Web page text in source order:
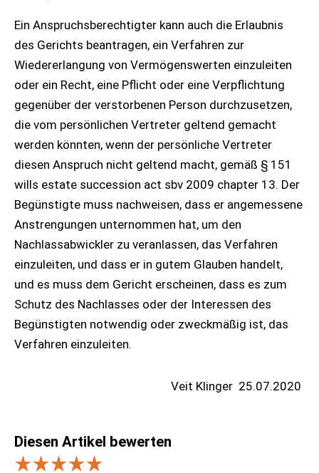
Ein Anspruchsberechtigter kann auch die Erlaubnis
des Gerichts beantragen, ein Verfahren zur
Wiedererlangung von Vermögenswerten einzuleiten
oder ein Recht, eine Pflicht oder eine Verpflichtung
gegenüber der verstorbenen Person durchzusetzen,
die vom persönlichen Vertreter geltend gemacht
werden könnten, wenn der persönliche Vertreter
diesen Anspruch nicht geltend macht, gemäß § 151
wills estate succession act sbv 2009 chapter 13. Der
Begünstigte muss nachweisen, dass er angemessene
Anstrengungen unternommen hat, um den
Nachlassabwickler zu veranlassen, das Verfahren
einzuleiten, und dass er in gutem Glauben handelt,
und es muss dem Gericht erscheinen, dass es zum
Schutz des Nachlasses oder der Interessen des
Begünstigten notwendig oder zweckmäßig ist, das
Verfahren einzuleiten.
Veit Klinger 25.07.2020
Diesen Artikel bewerten